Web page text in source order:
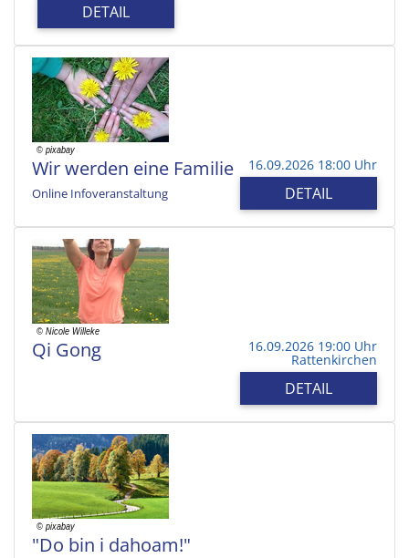
DETAIL
Wir werden eine Familie
Online Infoveranstaltung
16.09.2026 18:00 Uhr
DETAIL
Qi Gong 16.09.2026 19:00 Uhr
Rattenkirchen
DETAIL
"Do bin i dahoam!"